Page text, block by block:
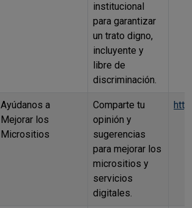
institucional
para garantizar
un trato digno,
incluyente y
libre de
discriminación.
Ayúdanos a
Mejorar los
Micrositios
Comparte tu
opinión y
sugerencias
para mejorar los
micrositios y
servicios
digitales.